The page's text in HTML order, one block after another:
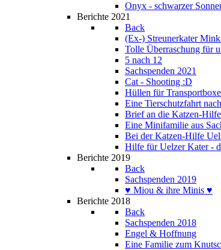
Onyx - schwarzer
Berichte 2021
Back
(Ex-) Streunerkater
Tolle Überraschung für
5 nach 12
Sachspenden 2021
Cat - Shooting :D
Hüllen für
Eine Tierschutzfahrt
Brief an die Katzen-
Eine Minifamilie aus
Bei der Katzen-Hilfe
Hilfe für Uelzer Kater -
Berichte 2019
Back
Sachspenden 2019
♥ Miou & ihre Minis ♥
Berichte 2018
Back
Sachspenden 2018
Engel & Hoffnung
Eine Familie zum